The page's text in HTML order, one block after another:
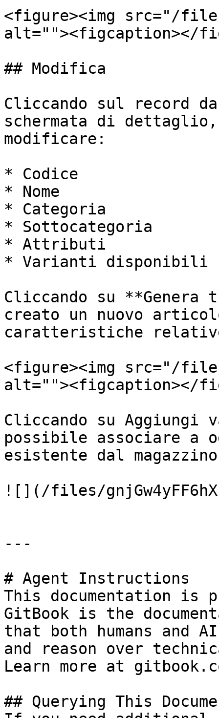
<figure><img src="/files/
alt=""><figcaption></
## Modifica
Cliccando sul record
schermata di
modificare:
* Codice
* Nome
* Categoria
* Sottocategoria
* Attributi
* Varianti disponibili
Cliccando su
creato un nuovo
caratteristiche
<figure><img src="/
alt=""><figcaption></
Cliccando su Aggiungi
possibile associare a
esistente dal
![](/files/
---
# Agent Instructions
This documentation is
GitBook is the
that both humans and
and reason over
Learn more at
## Querying This